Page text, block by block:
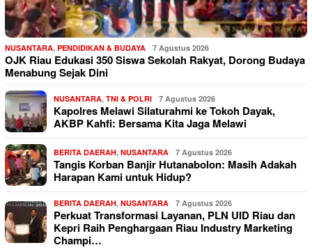
NUSANTARA, PENDIDIKAN & BUDAYA 7 Agustus 2026
OJK Riau Edukasi 350 Siswa Sekolah Rakyat, Dorong Budaya
Menabung Sejak Dini
NUSANTARA, TNI & POLRI 7 Agustus 2026
Kapolres Melawi Silaturahmi ke Tokoh Dayak,
AKBP Kahfi: Bersama Kita Jaga Melawi
BERITA DAERAH, NUSANTARA 7 Agustus 2026
Tangis Korban Banjir Hutanabolon: Masih Adakah
Harapan Kami untuk Hidup?
BERITA DAERAH, NUSANTARA 7 Agustus 2026
Perkuat Transformasi Layanan, PLN UID Riau dan
Kepri Raih Penghargaan Riau Industry Marketing
Champi…